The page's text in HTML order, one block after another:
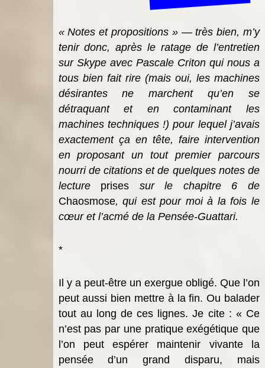
« Notes et propositions » — très bien, m’y
tenir donc, après le ratage de l’entretien
sur Skype avec Pascale Criton qui nous a
tous bien fait rire (mais oui, les machines
désirantes ne marchent qu’en se
détraquant et en contaminant les
machines techniques !) pour lequel j’avais
exactement ça en tête, faire intervention
en proposant un tout premier parcours
nourri de citations et de quelques notes de
lecture prises sur le chapitre 6 de
Chaosmose, qui est pour moi à la fois le
cœur et l’acmé de la Pensée-Guattari.
*
Il y a peut-être un exergue obligé. Que l’on
peut aussi bien mettre à la fin. Ou balader
tout au long de ces lignes. Je cite : « Ce
n’est pas par une pratique exégétique que
l’on peut espérer maintenir vivante la
pensée d’un grand disparu, mais